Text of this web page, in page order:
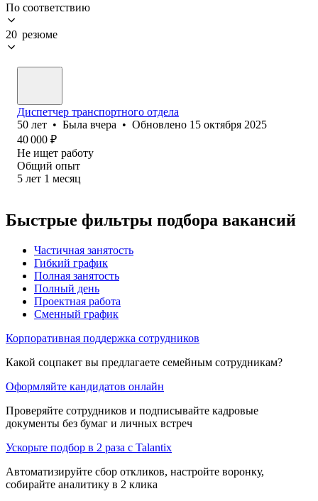
По соответствию
20 резюме
Диспетчер транспортного отдела
50 лет • Была вчера • Обновлено 15 октября 2025
40 000 ₽
Не ищет работу
Общий опыт
5 лет 1 месяц
Быстрые фильтры подбора вакансий
Частичная занятость
Гибкий график
Полная занятость
Полный день
Проектная работа
Сменный график
Корпоративная поддержка сотрудников
Какой соцпакет вы предлагаете семейным сотрудникам?
Оформляйте кандидатов онлайн
Проверяйте сотрудников и подписывайте кадровые
документы без бумаг и личных встреч
Ускорьте подбор в 2 раза с Talantix
Автоматизируйте сбор откликов, настройте воронку,
собирайте аналитику в 2 клика